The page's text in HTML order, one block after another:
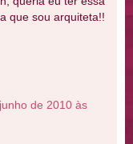
que sou arquiteta!!
de 2010 às